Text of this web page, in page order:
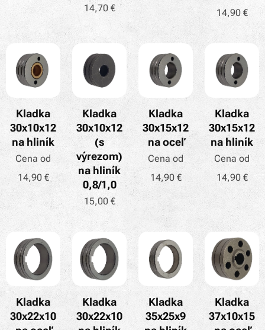
14,70€
14,90€
Kladka
30x10x12
na hliník
Cena od
14,90€
Kladka
30x10x12
(s
výrezom)
na hliník
0,8/1,0
15,00€
Kladka
30x15x12
na oceľ
Cena od
14,90€
Kladka
30x15x12
na hliník
Cena od
14,90€
Kladka
30x22x10
Kladka
30x22x10
Kladka
35x25x9
Kladka
37x10x15